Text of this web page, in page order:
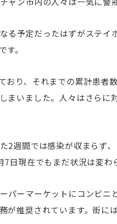
る予定だったはずがステ
。
おり、それまでの累計患者
まいました。人々はさらに
2週間では感染が収まらず
日現在でもまだ状況は変わ
パーマーケットにコンビニ
が推奨されています。街に